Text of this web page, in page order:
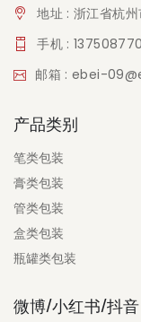
地址 : 浙江省杭
手机 :
邮箱 : ebei-
产品类别
笔类包装
膏类包装
管类包装
盒类包装
瓶罐类包装
微博/小红书/抖音